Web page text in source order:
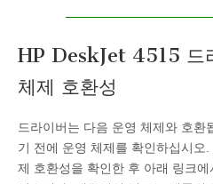
HP DeskJet 4515 드
체제 호환성
드라이버는 다음 운영 체제와 호환
기 전에 운영 체제를 확인하십시오
제 호환성을 확인한 후 아래 링크